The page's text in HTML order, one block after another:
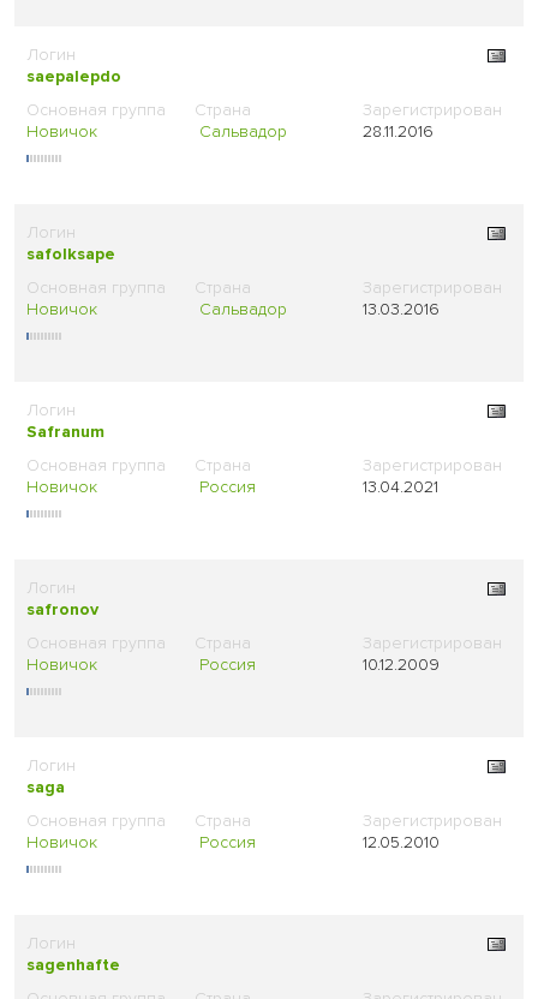
saepalepdo
Новичок Сальвадор 28.11.2016
safolksape
Новичок Сальвадор 13.03.2016
Safranum
Новичок Россия 13.04.2021
safronov
Новичок Россия 10.12.2009
saga
Новичок Россия 12.05.2010
sagenhafte